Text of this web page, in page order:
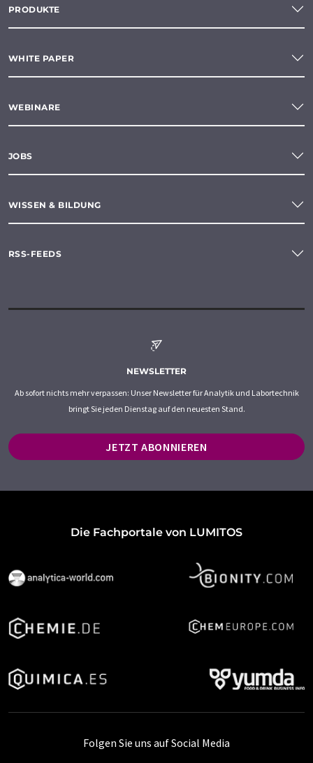
PRODUKTE
WHITE PAPER
WEBINARE
JOBS
WISSEN & BILDUNG
RSS-FEEDS
NEWSLETTER
Ab sofort nichts mehr verpassen: Unser Newsletter für Analytik und Labortechnik
bringt Sie jeden Dienstag auf den neuesten Stand.
JETZT ABONNIEREN
Die Fachportale von LUMITOS
Folgen Sie uns auf Social Media